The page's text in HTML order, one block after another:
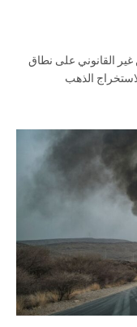
غير القانوني على نطاق
الذهب